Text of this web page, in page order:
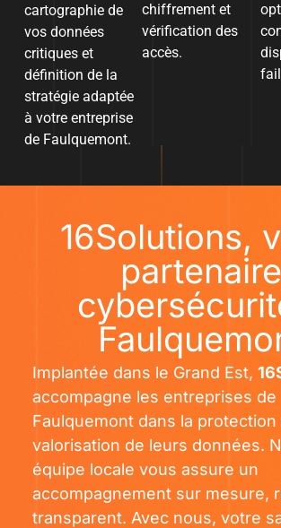
cartographie de
vos données
critiques et
définition de la
stratégie adaptée
à votre entreprise
de Faulquemont.
chiffrement et
vérification des
accès.
16Solutions,
partenaire
Implantée dans le Grand Est,
accompagne les entreprises de
Faulquemont dans la protection
valorisation de leurs données.
équipe locale vous assure un
accompagnement sur mesure,
transparent. Avec nous, votre